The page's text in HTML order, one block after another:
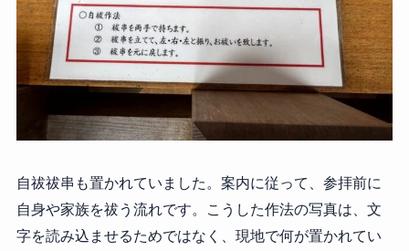
自祓祓串も置かれていました。案内に従って、参拝前に
自身や家族を祓う流れです。こうした作法の写真は、文
字を読み込ませるためではなく、現地で何が置かれてい